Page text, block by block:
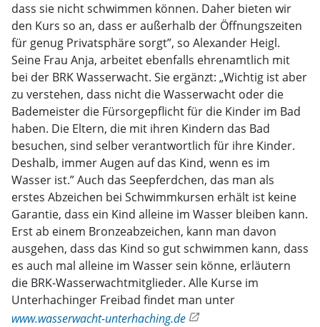
dass sie nicht schwimmen können. Daher bieten wir
den Kurs so an, dass er außerhalb der Öffnungszeiten
für genug Privatsphäre sorgt”, so Alexander Heigl.
Seine Frau Anja, arbeitet ebenfalls ehrenamtlich mit
bei der BRK Wasserwacht. Sie ergänzt: „Wichtig ist aber
zu verstehen, dass nicht die Wasserwacht oder die
Bademeister die Fürsorgepflicht für die Kinder im Bad
haben. Die Eltern, die mit ihren Kindern das Bad
besuchen, sind selber verantwortlich für ihre Kinder.
Deshalb, immer Augen auf das Kind, wenn es im
Wasser ist.” Auch das Seepferdchen, das man als
erstes Abzeichen bei Schwimmkursen erhält ist keine
Garantie, dass ein Kind alleine im Wasser bleiben kann.
Erst ab einem Bronzeabzeichen, kann man davon
ausgehen, dass das Kind so gut schwimmen kann, dass
es auch mal alleine im Wasser sein könne, erläutern
die BRK-Wasserwachtmitglieder. Alle Kurse im
Unterhachinger Freibad findet man unter
www.wasserwacht-unterhaching.de